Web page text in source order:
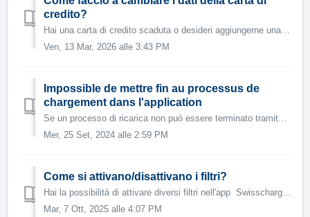
credito?
Hai una carta di credito scaduta o desideri aggiungerne una nuova? Segui quindi questi passaggi: 1. Vai sull'app Swisscharge e seleziona il men...
Ven, 13 Mar, 2026 alle 3:43 PM
Impossible de mettre fin au processus de
chargement dans l'application
Se un processo di ricarica non può essere terminato tramite l'app, segui per favore i seguenti passaggi: 1.Prova a scollegare il cavo dal veicol...
Mer, 25 Set, 2024 alle 2:59 PM
Come si attivano/disattivano i filtri?
Hai la possibilità di attivare diversi filtri nell'app Swisscharge. Tipi di connettori Ricarica AC/DC Con cavo o senza Occupato o meno KW m...
Mar, 7 Ott, 2025 alle 4:07 PM